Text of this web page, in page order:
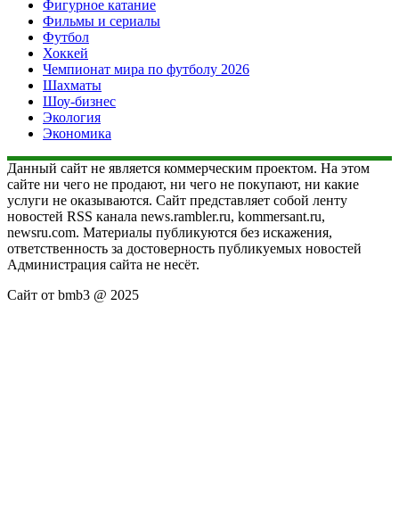
Фигурное катание
Фильмы и сериалы
Футбол
Хоккей
Чемпионат мира по футболу 2026
Шахматы
Шоу-бизнес
Экология
Экономика
Данный сайт не является коммерческим проектом. На этом
сайте ни чего не продают, ни чего не покупают, ни какие
услуги не оказываются. Сайт представляет собой ленту
новостей RSS канала news.rambler.ru, kommersant.ru,
newsru.com. Материалы публикуются без искажения,
ответственность за достоверность публикуемых новостей
Администрация сайта не несёт.
Сайт от bmb3 @ 2025